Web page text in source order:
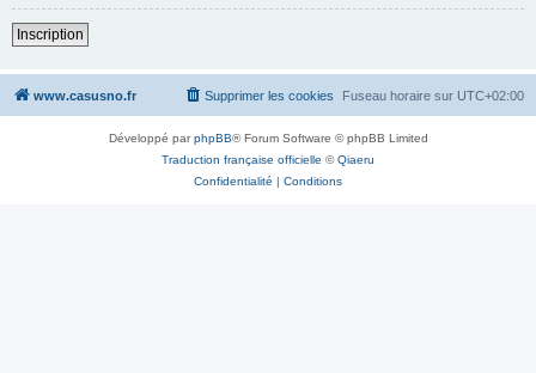
Inscription
www.casusno.fr Fuseau horaire sur UTC+02:00
Supprimer les cookies
Développé parphpBB® Forum Software © phpBB Limited
Traduction française officielle ©Qiaeru
Confidentialité | Conditions